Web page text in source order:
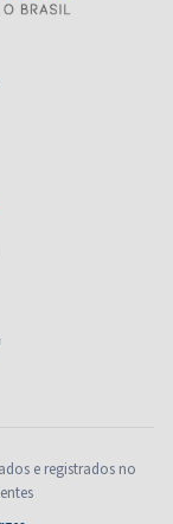
e registrados no